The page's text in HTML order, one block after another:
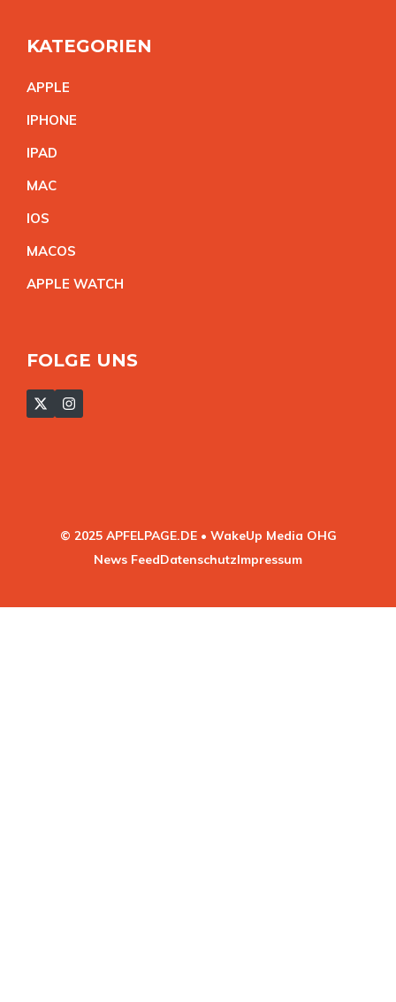
KATEGORIEN
APPLE
IPHONE
IPAD
MAC
IOS
MACOS
APPLE WATCH
FOLGE UNS
© 2025 APFELPAGE.DE • WakeUp Media OHG
News FeedDatenschutzImpressum